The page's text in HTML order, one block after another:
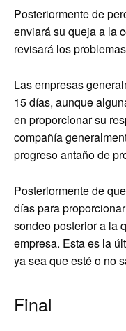
Posteriormente de
enviará su queja a la
revisará los
Las empresas
15 días, aunque
en proporcionar su
compañía
progreso antaño de
Posteriormente de
días para
sondeo posterior a la
empresa. Esta es la
ya sea que esté o no
Final